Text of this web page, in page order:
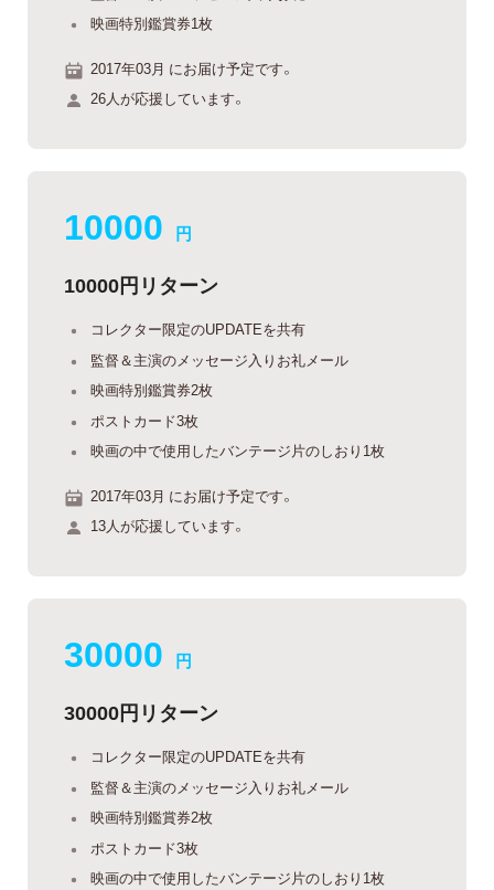
映画特別鑑賞券1枚
2017年03月 にお届け予定です。
26人が応援しています。
10000 円
10000円リターン
コレクター限定のUPDATEを共有
監督＆主演のメッセージ入りお礼メール
映画特別鑑賞券2枚
ポストカード3枚
映画の中で使用したバンテージ片のしおり1枚
2017年03月 にお届け予定です。
13人が応援しています。
30000 円
30000円リターン
コレクター限定のUPDATEを共有
監督＆主演のメッセージ入りお礼メール
映画特別鑑賞券2枚
ポストカード3枚
映画の中で使用したバンテージ片のしおり1枚